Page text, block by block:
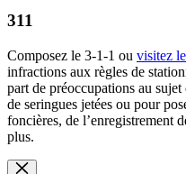
311
Composez le 3-1-1 ou visitez
infractions aux règles de
part de préoccupations au
de seringues jetées ou pour
foncières, de l’enregistrement
plus.